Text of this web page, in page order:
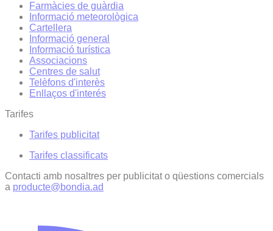
Farmàcies de guàrdia
Informació meteorològica
Cartellera
Informació general
Informació turística
Associacions
Centres de salut
Telèfons d'interès
Enllaços d'interés
Tarifes
Tarifes publicitat
Tarifes classificats
Contacti amb nosaltres per publicitat o qüestions comercials
a producte@bondia.ad